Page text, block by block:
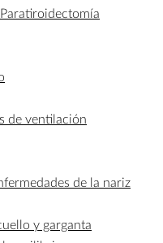
de ventilación
de la nariz
y garganta